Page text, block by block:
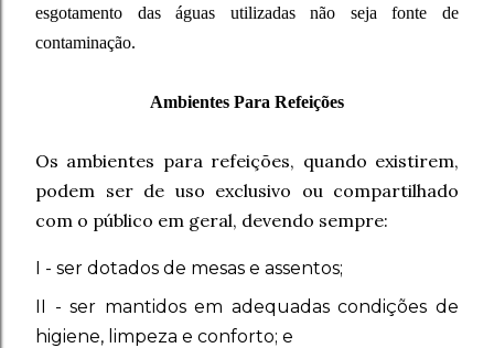
esgotamento das águas utilizadas não seja fonte de
contaminação.
Ambientes Para Refeições
Os ambientes para refeições, quando existirem,
podem ser de uso exclusivo ou compartilhado
com o público em geral, devendo sempre:
I - ser dotados de mesas e assentos;
II - ser mantidos em adequadas condições de
higiene, limpeza e conforto; e